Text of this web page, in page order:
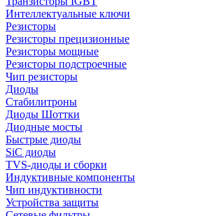
Интеллектуальные ключи
Резисторы
Резисторы прецизионные
Резисторы мощные
Резисторы подстроечные
Чип резисторы
Диоды
Стабилитроны
Диоды Шоттки
Диодные мосты
Быстрые диоды
SiC диоды
TVS-диоды и сборки
Индуктивные компоненты
Чип индуктивности
Устройства защиты